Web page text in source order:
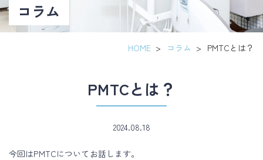
HOME > コラム > PMTCとは？
コラム
PMTCとは？
2024.08.18
今回はPMTCについてお話します。